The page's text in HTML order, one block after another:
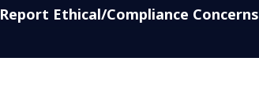
Report Ethical/Compliance Concerns